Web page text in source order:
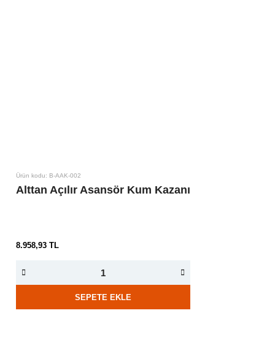
Ürün kodu: B-AAK-002
Alttan Açılır Asansör Kum Kazanı
8.958,93 TL
SEPETE EKLE